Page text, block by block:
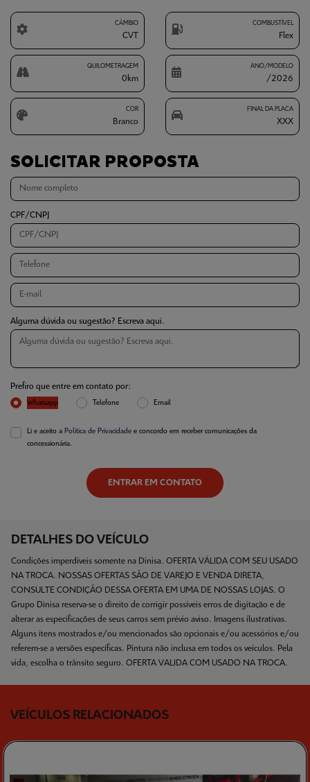
CÂMBIO
CVT
COMBUSTÍVEL
Flex
QUILOMETRAGEM
0km
ANO/MODELO
/2026
COR
Branco
FINAL DA PLACA
XXX
SOLICITAR PROPOSTA
CPF/CNPJ
Alguma dúvida ou sugestão? Escreva aqui.
Prefiro que entre em contato por:
Whatsapp Telefone Email
Li e aceito a Política de Privacidade e concordo em receber comunicações da
concessionária.
ENTRAR EM CONTATO
DETALHES DO VEÍCULO
Condições imperdíveis somente na Dinisa. OFERTA VÁLIDA COM SEU USADO
NA TROCA. NOSSAS OFERTAS SÃO DE VAREJO E VENDA DIRETA,
CONSULTE CONDIÇÃO DESSA OFERTA EM UMA DE NOSSAS LOJAS. O
Grupo Dinisa reserva-se o direito de corrigir possíveis erros de digitação e de
alterar as especificações de seus carros sem prévio aviso. Imagens ilustrativas.
Alguns itens mostrados e/ou mencionados são opcionais e/ou acessórios e/ou
referem-se a versões específicas. Pintura não inclusa em todos os veículos. Pela
vida, escolha o trânsito seguro. OFERTA VALIDA COM USADO NA TROCA.
VEÍCULOS RELACIONADOS